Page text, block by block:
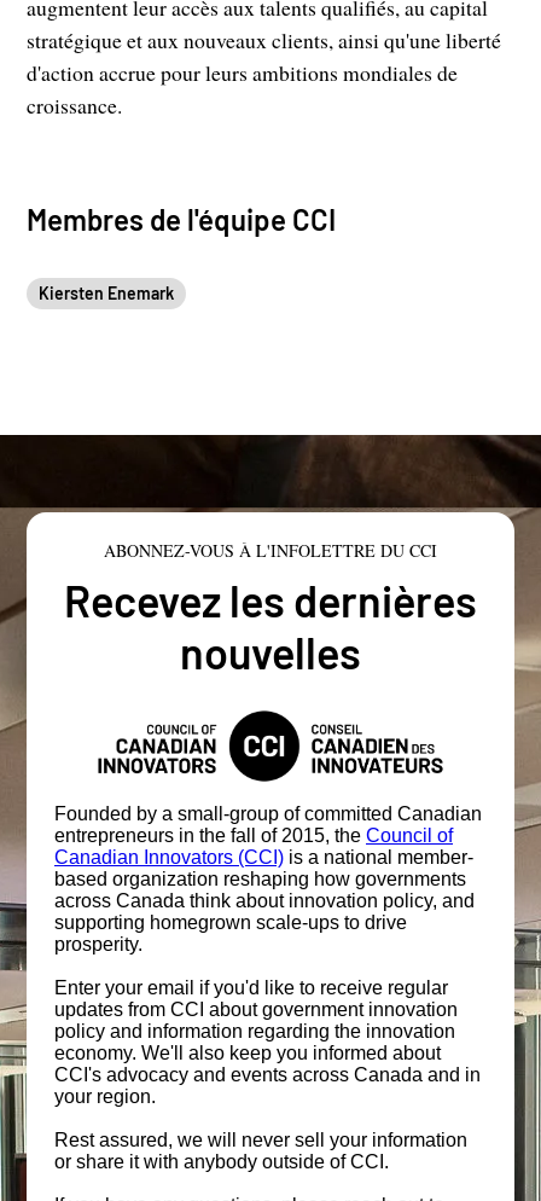
augmentent leur accès aux talents qualifiés, au capital
stratégique et aux nouveaux clients, ainsi qu'une liberté
d'action accrue pour leurs ambitions mondiales de
croissance.
Membres de l'équipe CCI
Kiersten Enemark
ABONNEZ-VOUS À L'INFOLETTRE DU CCI
Recevez les dernières
nouvelles